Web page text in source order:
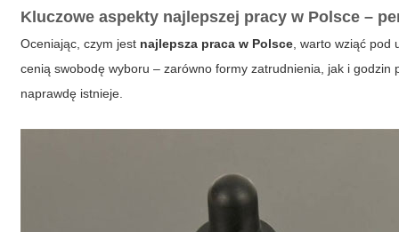
Kluczowe aspekty najlepszej pracy w Polsce –
Oceniając, czym jest najlepsza praca w Polsce , warto wziąć
cenią swobodę wyboru – zarówno formy zatrudnienia, jak i
naprawdę istnieje.